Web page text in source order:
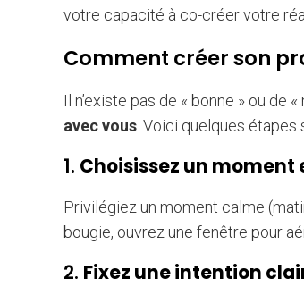
votre capacité à co-créer votre
Comment créer son
Il n’existe pas de « bonne » ou de
avec vous . Voici quelques
1. Choisissez un moment
Privilégiez un moment calme
bougie, ouvrez une fenêtre pour
2. Fixez une intention